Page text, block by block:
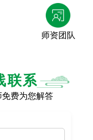
师资团队
联系
费为您解答